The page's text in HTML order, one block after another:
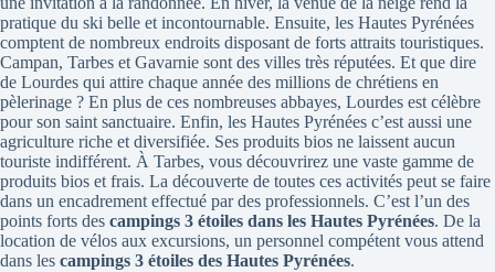
pratique du ski belle et incontournable. Ensuite, les Hautes Pyrénées
comptent de nombreux endroits disposant de forts attraits touristiques.
Campan, Tarbes et Gavarnie sont des villes très réputées. Et que dire
de Lourdes qui attire chaque année des millions de chrétiens en
pèlerinage ? En plus de ces nombreuses abbayes, Lourdes est célèbre
pour son saint sanctuaire. Enfin, les Hautes Pyrénées c’est aussi une
agriculture riche et diversifiée. Ses produits bios ne laissent aucun
touriste indifférent. À Tarbes, vous découvrirez une vaste gamme de
produits bios et frais. La découverte de toutes ces activités peut se faire
dans un encadrement effectué par des professionnels. C’est l’un des
points forts des campings 3 étoiles dans les Hautes Pyrénées. De la
location de vélos aux excursions, un personnel compétent vous attend
dans les campings 3 étoiles des Hautes Pyrénées.